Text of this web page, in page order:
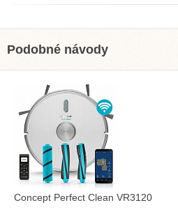
Podobné návody
Concept Perfect Clean VR3120